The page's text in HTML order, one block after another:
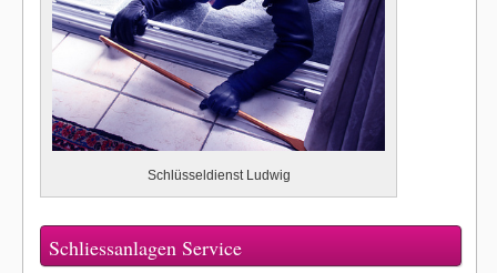
Schlüsseldienst Ludwig
Schliessanlagen Service